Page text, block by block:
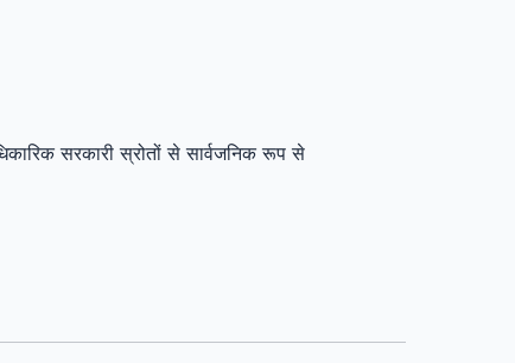
सरकारी स्रोतों से सार्वजनिक रूप से